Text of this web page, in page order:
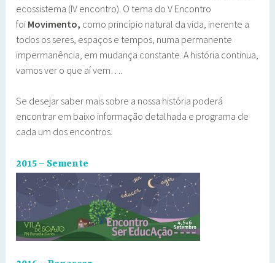
ecossistema (IV encontro). O tema do V Encontro
foi Movimento, como princípio natural da vida, inerente a
todos os seres, espaços e tempos, numa permanente
impermanência, em mudança constante. A história continua,
vamos ver o que aí vem….
Se desejar saber mais sobre a nossa história poderá
encontrar em baixo informação detalhada e programa de
cada um dos encontros.
2015 – Semente